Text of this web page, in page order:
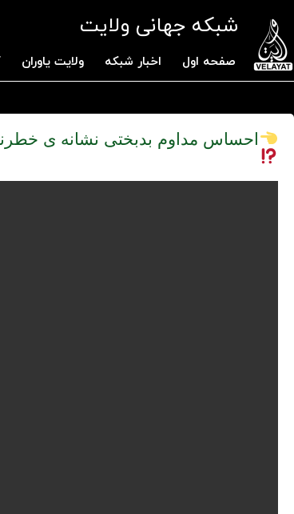
شبکه جهانی ولایت
صفحه اول اخبار شبکه ولایت یاوران
احساس مداوم بدبختی نشانه ی